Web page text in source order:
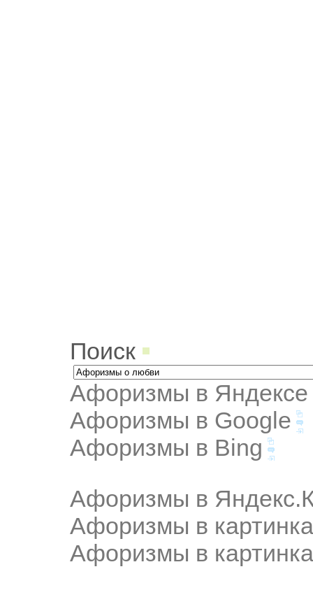
Поиск
Афоризмы в Яндексе
Афоризмы в Google
Афоризмы в Bing
Афоризмы в
Афоризмы в
Афоризмы в